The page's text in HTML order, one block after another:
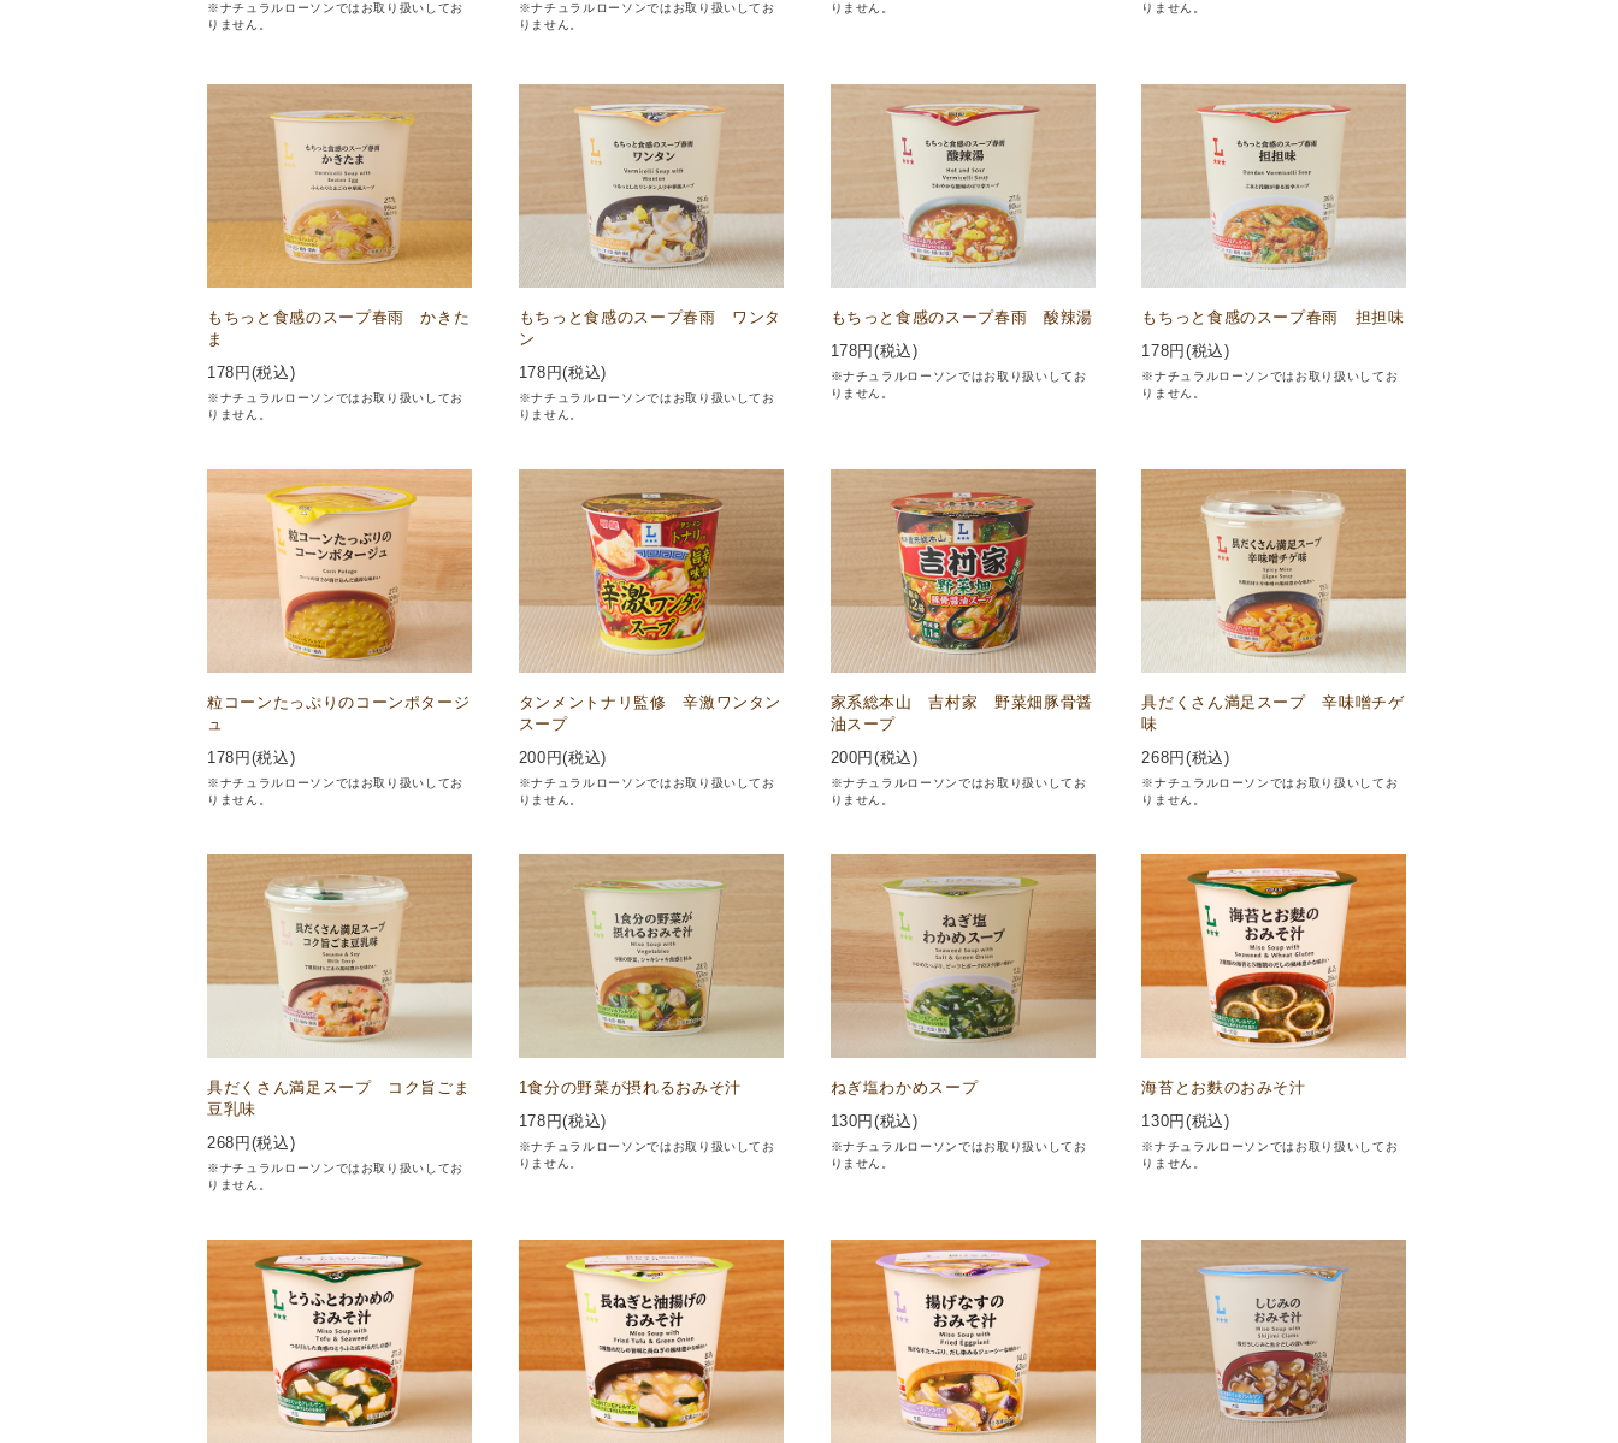
※ナチュラルローソンではお取り扱いしてお
りません。
※ナチュラルローソンではお取り扱いしてお
りません。
りません。
りません。
もちっと食感のスープ春雨 かきた
ま
178 円(税込)
※ナチュラルローソンではお取り扱いしてお
りません。
もちっと食感のスープ春雨 ワンタ
ン
178 円(税込)
※ナチュラルローソンではお取り扱いしてお
りません。
もちっと食感のスープ春雨 酸辣湯
178円(税込)
※ナチュラルローソンではお取り扱いしてお
りません。
もちっと食感のスープ春雨 担担味
178円(税込)
※ナチュラルローソンではお取り扱いしてお
りません。
粒コーンたっぷりのコーンポタージ
ュ
178 円(税込)
※ナチュラルローソンではお取り扱いしてお
りません。
タンメントナリ監修 辛激ワンタン
スープ
200 円(税込)
※ナチュラルローソンではお取り扱いしてお
りません。
家系総本山 吉村家 野菜畑豚骨醤
油スープ
200円(税込)
※ナチュラルローソンではお取り扱いしてお
りません。
具だくさん満足スープ 辛味噌チゲ
味
268円(税込)
※ナチュラルローソンではお取り扱いしてお
りません。
具だくさん満足スープ コク旨ごま
豆乳味
268 円(税込)
※ナチュラルローソンではお取り扱いしてお
りません。
1食分の野菜が摂れるおみそ汁
178 円(税込)
※ナチュラルローソンではお取り扱いしてお
りません。
ねぎ塩わかめスープ
130円(税込)
※ナチュラルローソンではお取り扱いしてお
りません。
海苔とお麩のおみそ汁
130円(税込)
※ナチュラルローソンではお取り扱いしてお
りません。